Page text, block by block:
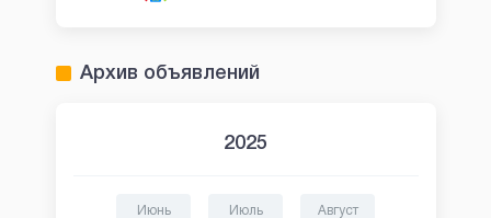
Архив объявлений
2025
Июнь Июль Август